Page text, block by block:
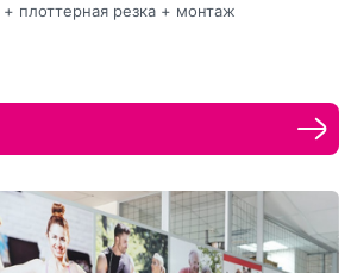
плоттерная резка + монтаж